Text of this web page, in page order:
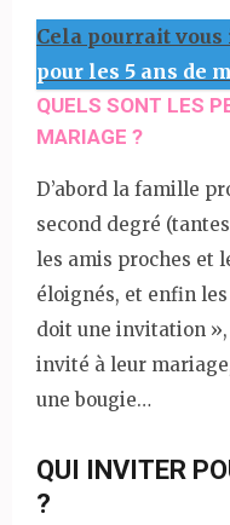
Cela pourrait
pour les 5 ans de
QUELS SONT LES
MARIAGE ?
D’abord la famille
second degré
les amis proches et
éloignés, et enfin
doit une invitation »,
invité à leur
une bougie…
QUI INVITER
?